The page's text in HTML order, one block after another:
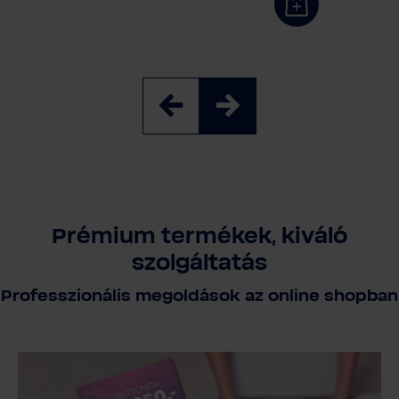
Prémium termékek, kiváló
szolgáltatás
Professzionális megoldások az online shopban